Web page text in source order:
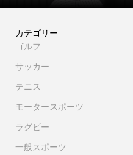
カテゴリー
ゴルフ
サッカー
テニス
モータースポーツ
ラグビー
一般スポーツ